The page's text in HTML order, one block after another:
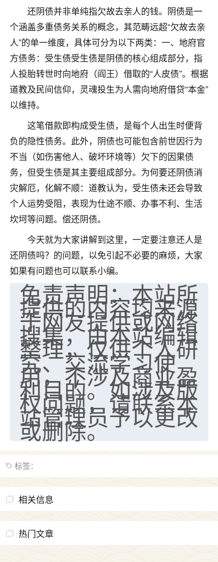
还阴债并非单纯指欠故去亲人的钱。阴债是一
个涵盖多重债务关系的概念，其范畴远超“欠故去亲
人”的单一维度，具体可分为以下两类：一、地府官
方债务：受生债受生债是阴债的核心组成部分，指
人投胎转世时向地府（阎王）借取的“人皮债”。根据
道教及民间信仰，灵魂投生为人需向地府借贷“本金”
以维持。
这笔借款即构成受生债，是每个人出生时便背
负的隐性债务。此外，阴债也可能包含前世因行为
不当（如伤害他人、破坏环境等）欠下的因果债
务，但受生债是其主要组成部分。为何要还阴债消
灾解厄，化解不顺：道教认为，受生债未还会导致
个人运势受阻，表现为仕途不顺、办事不利、生活
坎坷等问题。偿还阴债。
今天就为大家讲解到这里，一定要注意还人是
还阴债吗？的问题，以免引起不必要的麻烦，大家
如果有问题也可以联系小编。
免责声明：本站所
提供的内容均来源
于网友提供或网络
搜集，由本站编辑
整理，仅供个人研
究、交流学习使
用，不涉及商业盈
利目的。如涉及版
权问题，请联系本
站管理员予以更改
或删除。
标签：
相关信息
热门文章
1天前 来自江西 12
青春168
我也想要，我也想要！
2天前 来自山西 15
Jessica李
老师做不做超度法事？我想给我奶奶做超度，她今年
七零老顽童：我母亲前年离世，刚开始我经常
做梦梦见她，后来也是朋友介绍，找到慧来老
师，安排了超度法事，做梦再也没有梦到过
了，一开始是半信半疑的，图个心安，给亡母
超度，现在看来，人不信也不行。
2天前 来自云南 11
老师收徒吗？？我对这些很感兴趣
2天前 来自山西 15